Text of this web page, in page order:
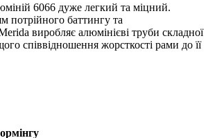
6066 дуже легкий та міцний.
потрійного баттингу та
виробляє алюмінієві труби складної
співвідношення жорсткості рами до її